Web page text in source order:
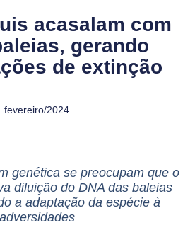
acasalam com
gerando
de extinção
fevereiro/2024
genética se preocupam que o
diluição do DNA das baleias
a adaptação da espécie à
adversidades